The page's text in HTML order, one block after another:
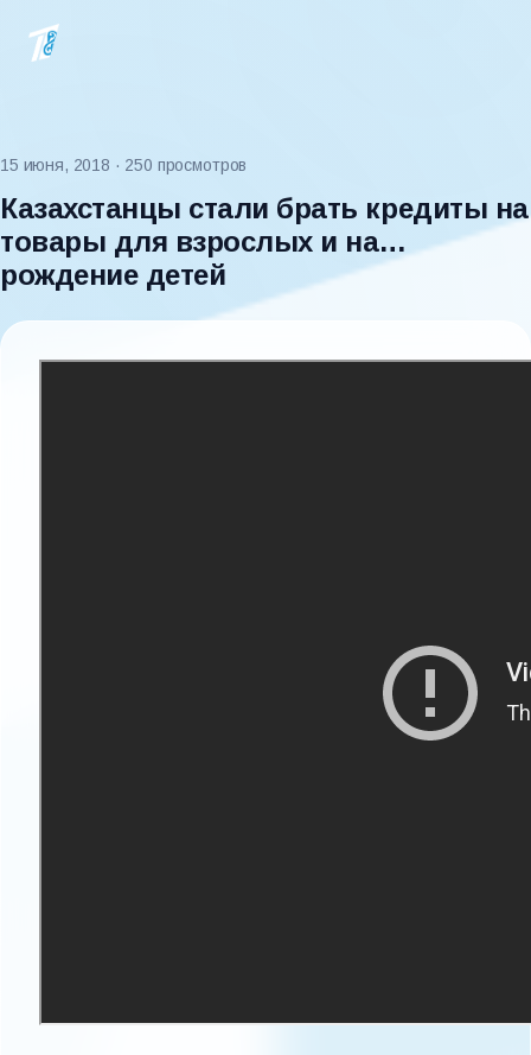
15 июня, 2018 · 250 просмотров
Казахстанцы стали брать кредиты на
товары для взрослых и на…
рождение детей